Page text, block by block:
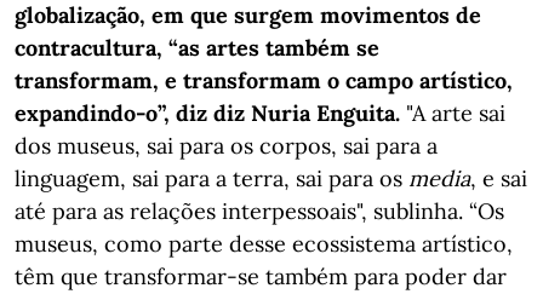
globalização, em que surgem movimentos de
contracultura, “as artes também se
transformam, e transformam o campo artístico,
expandindo-o”, diz diz Nuria Enguita. "A arte sai
dos museus, sai para os corpos, sai para a
linguagem, sai para a terra, sai para os media, e sai
até para as relações interpessoais", sublinha. “Os
museus, como parte desse ecossistema artístico,
têm que transformar-se também para poder dar